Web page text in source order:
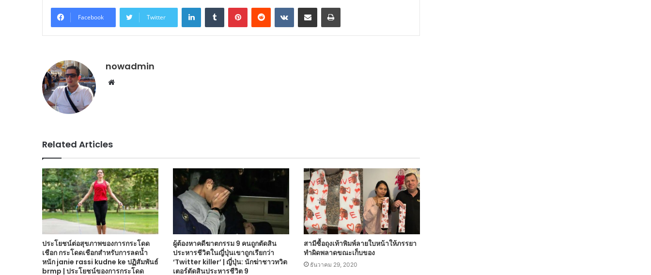
Facebook Twitter
LinkedInTumblr PinterestReddit VKontakteShare via Email Print
nowadmin
Website
Related Articles
ประโยชน์ต่อสุขภาพของการกระโดด
เชือก กระโดดเชือกสำหรับการลดน้ำ
หนัก janie rassi kudne ke ปฏิสัมพันธ์
brmp | ประโยชน์ของการกระโดด
ผู้ต้องหาคดีฆาตกรรม 9 คนถูกตัดสิน
ประหารชีวิตในญี่ปุ่นเขาถูกเรียกว่า
‘Twitter killer’ | ญี่ปุ่น: นักฆ่าชาวทวิต
เตอร์ตัดสินประหารชีวิต 9
สามีซื้อถุงเท้าพิมพ์ลายใบหน้าให้ภรรยา
ทำผิดพลาดขณะเก็บของ
ธันวาคม 29, 2020